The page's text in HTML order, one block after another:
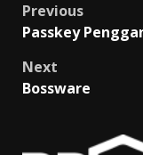
Post
navigation
Previous
Passkey
Next
Bossware